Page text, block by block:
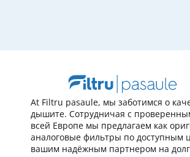
At Filtru pasaule, мы заботимся о
дышите. Сотрудничая с
всей Европе мы предлагаем как
аналоговые фильтры по доступным
вашим надёжным партнером на